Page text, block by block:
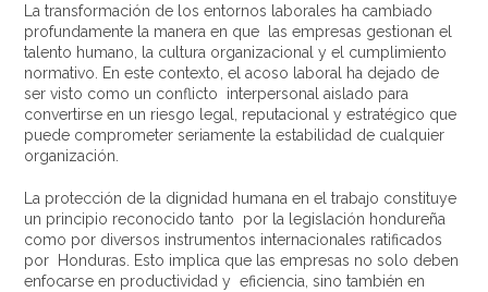
La transformación de los entornos laborales ha cambiado
profundamente la manera en que las empresas gestionan el
talento humano, la cultura organizacional y el cumplimiento
normativo. En este contexto, el acoso laboral ha dejado de
ser visto como un conflicto interpersonal aislado para
convertirse en un riesgo legal, reputacional y estratégico que
puede comprometer seriamente la estabilidad de cualquier
organización.
La protección de la dignidad humana en el trabajo constituye
un principio reconocido tanto por la legislación hondureña
como por diversos instrumentos internacionales ratificados
por Honduras. Esto implica que las empresas no solo deben
enfocarse en productividad y eficiencia, sino también en